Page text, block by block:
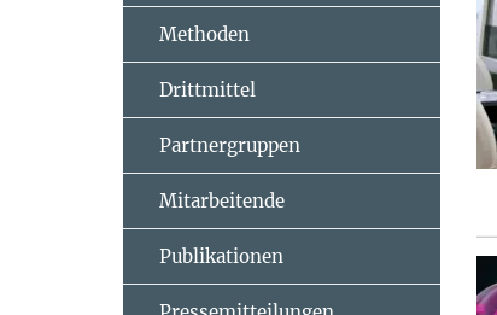
Methoden
Drittmittel
Partnergruppen
Mitarbeitende
Publikationen